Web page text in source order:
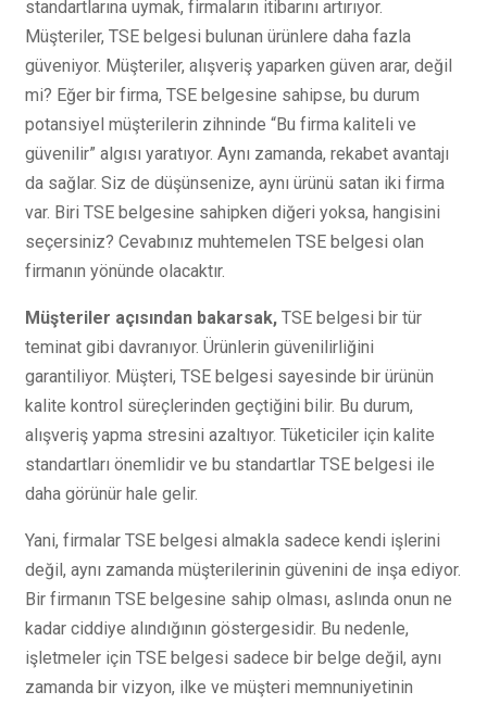
standartlarına uymak, firmaların itibarını artırıyor.
Müşteriler, TSE belgesi bulunan ürünlere daha fazla
güveniyor. Müşteriler, alışveriş yaparken güven arar, değil
mi? Eğer bir firma, TSE belgesine sahipse, bu durum
potansiyel müşterilerin zihninde “Bu firma kaliteli ve
güvenilir” algısı yaratıyor. Aynı zamanda, rekabet avantajı
da sağlar. Siz de düşünsenize, aynı ürünü satan iki firma
var. Biri TSE belgesine sahipken diğeri yoksa, hangisini
seçersiniz? Cevabınız muhtemelen TSE belgesi olan
firmanın yönünde olacaktır.
Müşteriler açısından bakarsak, TSE belgesi bir tür
teminat gibi davranıyor. Ürünlerin güvenilirliğini
garantiliyor. Müşteri, TSE belgesi sayesinde bir ürünün
kalite kontrol süreçlerinden geçtiğini bilir. Bu durum,
alışveriş yapma stresini azaltıyor. Tüketiciler için kalite
standartları önemlidir ve bu standartlar TSE belgesi ile
daha görünür hale gelir.
Yani, firmalar TSE belgesi almakla sadece kendi işlerini
değil, aynı zamanda müşterilerinin güvenini de inşa ediyor.
Bir firmanın TSE belgesine sahip olması, aslında onun ne
kadar ciddiye alındığının göstergesidir. Bu nedenle,
işletmeler için TSE belgesi sadece bir belge değil, aynı
zamanda bir vizyon, ilke ve müşteri memnuniyetinin